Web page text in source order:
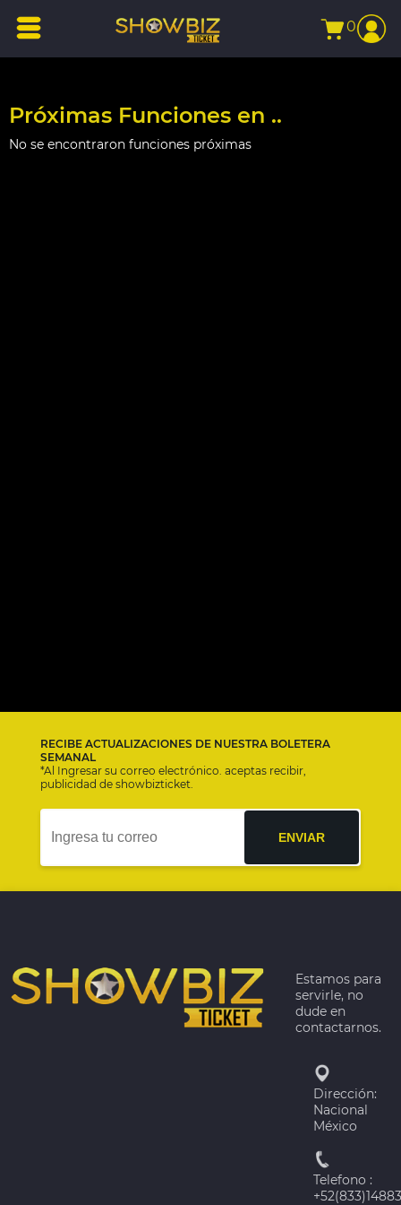
0
Próximas Funciones en ..
No se encontraron funciones próximas
RECIBE ACTUALIZACIONES DE NUESTRA BOLETERA
SEMANAL
*Al Ingresar su correo electrónico. aceptas recibir,
publicidad de showbizticket.
ENVIAR
Estamos para
servirle, no
dude en
contactarnos.
Dirección:
Nacional
México
Telefono :